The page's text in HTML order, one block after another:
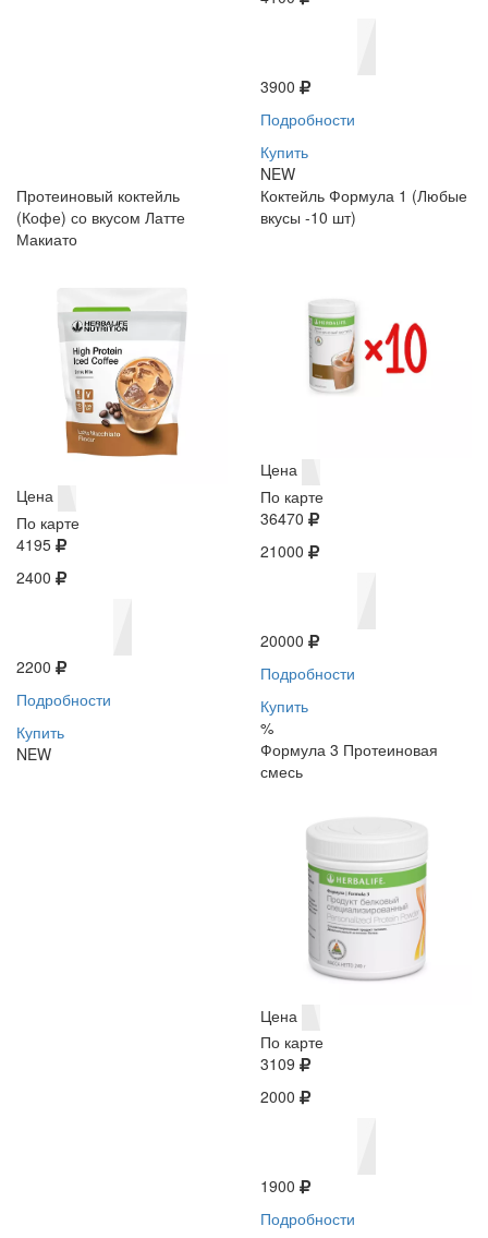
3900
Подробности
Купить
NEW
Протеиновый коктейль
(Кофе) со вкусом Латте
Макиато
Цена
По карте
4195
2400
2200
Подробности
Купить
NEW
Коктейль Формула 1 (Любые
вкусы -10 шт)
Цена
По карте
36470
21000
20000
Подробности
Купить
%
Формула 3 Протеиновая
смесь
Цена
По карте
3109
2000
1900
Подробности